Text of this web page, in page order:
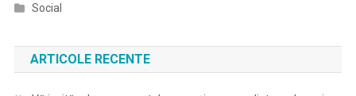
Social
ARTICOLE RECENTE